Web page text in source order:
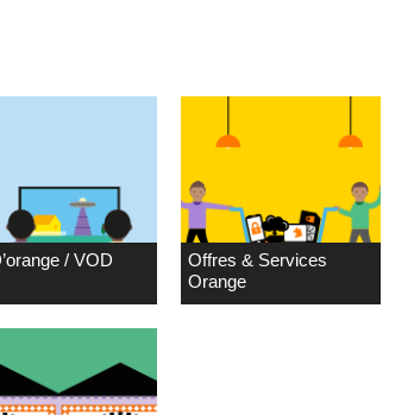
/ VOD
Offres & Services
Orange